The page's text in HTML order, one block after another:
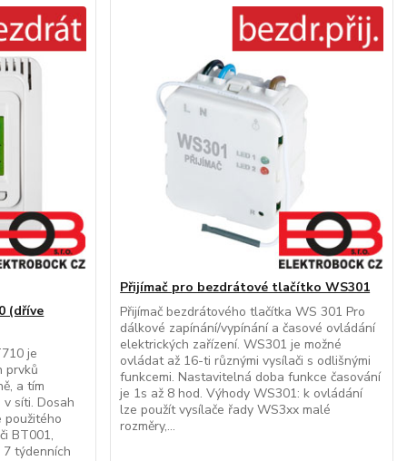
(dříve
je
prvků
a tím
síti. Dosah
použitého
BT001,
týdenních
Přijímač pro bezdrátové tlačítko WS301
Přijímač bezdrátového tlačítka WS 301 Pro
dálkové zapínání/vypínání a časové ovládání
elektrických zařízení. WS301 je možné
ovládat až 16-ti různými vysílači s odlišnými
funkcemi. Nastavitelná doba funkce časování
je 1s až 8 hod. Výhody WS301: k ovládání
lze použít vysílače řady WS3xx malé
rozměry,...